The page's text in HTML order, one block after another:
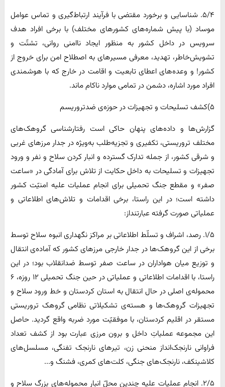
۵/۴. شناسایی و برخورد مقتضی با فرآیند ارتباط‌گیری و تماس عوامل
موساد (با پیش شماره‌های کشورهای مختلف) با برخی افراد هدف
سرویس در داخل کشور به منظور ایجاد ناامنی روانی، تشتّت و
تشویش‌خاطر، تهدید، معرفی مسیرهای به اصطلاح امن برای خروج از
کشور! و وعده‌های اعطای تابعیت و اقامت در خارج که با هوشمندی
افراد مورد اشاره، دشمن در تمامی موارد ناکام ماند.
۵)کشف تسلیحات و تجهیزات در حوزه‌ی ضدتروریسم
گزارش‌ها و داده‌های پنهان حاکی است رفتارشناسی گروهک‌های
مختلف تروریستی، تکفیری و تجزیه‌طلب به‌ویژه در جدار مرزهای غربی
و شرقی کشور، از جمله تدارک گسترده و انبار کردن سلاح و نفر و ورود
تجهیزات و تسلیحات به داخل حکایت از تلاش برای آمادگی در «ساعت
صفر» و مقطع جنگ تحمیلی برای انجام عملیات علیه امنیّت کشور
داشته است؛ در این راستا، برخی اقدامات و تلاش‌های اطلاعاتی و
عملیاتی صورت گرفته عبارتنداز:
۱/۵. رصد، اشراف و تسلّط اطلاعاتی بر مراکز نگهداری انبوه سلاح توسط
برخی از این گروهک‌ها در جدار خارجی مرزهای کشور که آماده‌ی انتقال
و توزیع میان هواداران در ساعت صفر توسط ضدانقلاب بود؛ در این
راستا، با اقدامات اطلاعاتی و عملیاتی در حین جنگ تحمیلی ۱۲ روزه، ۶
محموله‌ی اصلی در حال انتقال به استان کردستان و خط ورود سلاح و
تجهیزات گروهک‌ها و هسته‌ی تشکیلاتی نظامی گروهک تروریستی
مستقر در اقلیم کردستان، با موفقیّت مورد ضربه واقع گردید. حاصل
این مجموعه عملیاتِ داخل و برون مرزی عبارت بود از کشف تعداد
فراوانی نارنجک‌انداز منحنی زن، تیرهای نارنجک تفنگی، مسلسل‌های
کلاشینکف، نارنجک‌های جنگی، کلت‌های کمری، فشنگ و...
۲/۵. انجام عملیات علیه چندین محلّ انبار محموله‌های بزرگ سلاح و